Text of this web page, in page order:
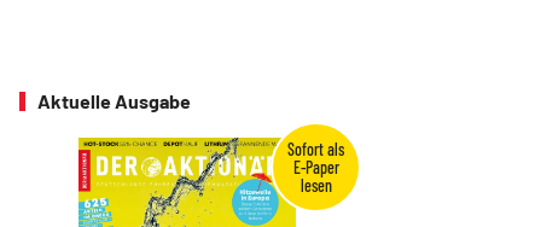
Aktuelle Ausgabe